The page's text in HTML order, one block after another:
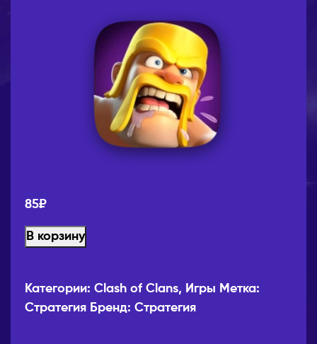
85₽
В корзину
Категории: Clash of Clans, Игры Метка:
Стратегия Бренд: Стратегия